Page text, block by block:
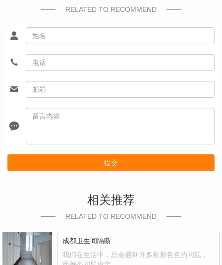
RELATED TO RECOMMEND
提交
相关推荐
RELATED TO RECOMMEND
成都卫生间隔断
我们在生活中，总会遇到许多形形色色的问题，